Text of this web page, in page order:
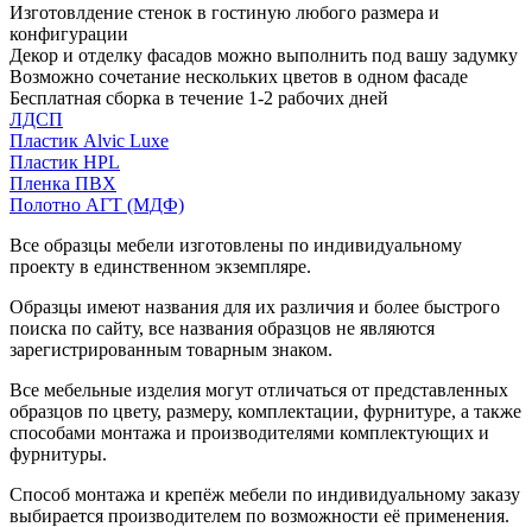
Изготовлдение стенок в гостиную любого размера и
конфигурации
Декор и отделку фасадов можно выполнить под вашу задумку
Возможно сочетание нескольких цветов в одном фасаде
Бесплатная сборка в течение 1-2 рабочих дней
ЛДСП
Пластик Alvic Luxe
Пластик HPL
Пленка ПВХ
Полотно АГТ (МДФ)
Все образцы мебели изготовлены по индивидуальному
проекту в единственном экземпляре.
Образцы имеют названия для их различия и более быстрого
поиска по сайту, все названия образцов не являются
зарегистрированным товарным знаком.
Все мебельные изделия могут отличаться от представленных
образцов по цвету, размеру, комплектации, фурнитуре, а также
способами монтажа и производителями комплектующих и
фурнитуры.
Способ монтажа и крепёж мебели по индивидуальному заказу
выбирается производителем по возможности её применения.